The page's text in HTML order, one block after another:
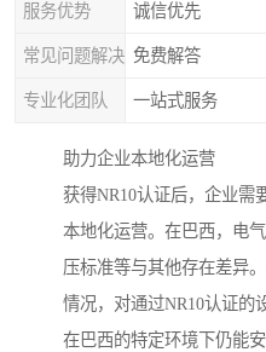
服务优势 诚信优先
常见问题解决 免费解答
专业化团队 一站式服务
助力企业本地化运营
获得NR10认证后，企业需
本地化运营。在巴西，电
压标准等与其他存在差异
情况，对通过NR10认证的
在巴西的特定环境下仍能